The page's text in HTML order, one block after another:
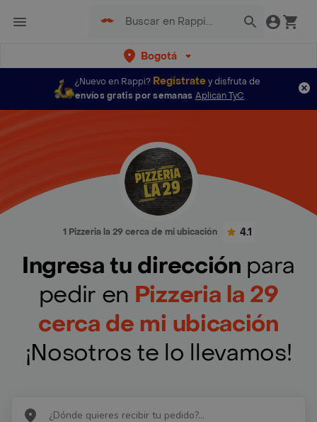
Bogotá
¿Nuevo en Rappi? Regístratey disfruta de
envíos gratis por semanas Aplican TyC
1 Pizzeria la 29 cerca de mi ubicación 4.1
Ingresa tu dirección para
pedir en Pizzeria la 29
cerca de mi ubicación
¡Nosotros te lo llevamos!